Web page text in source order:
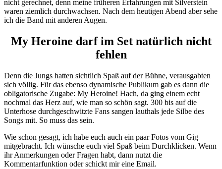
nicht gerechnet, denn meine früheren Erfahrungen mit Silverstein
waren ziemlich durchwachsen. Nach dem heutigen Abend aber sehe
ich die Band mit anderen Augen.
My Heroine darf im Set natürlich nicht
fehlen
Denn die Jungs hatten sichtlich Spaß auf der Bühne, verausgabten
sich völlig. Für das ebenso dynamische Publikum gab es dann die
obligatorische Zugabe: My Heroine! Hach, da ging einem echt
nochmal das Herz auf, wie man so schön sagt. 300 bis auf die
Unterhose durchgeschwitzte Fans sangen lauthals jede Silbe des
Songs mit. So muss das sein.
Wie schon gesagt, ich habe euch auch ein paar Fotos vom Gig
mitgebracht. Ich wünsche euch viel Spaß beim Durchklicken. Wenn
ihr Anmerkungen oder Fragen habt, dann nutzt die
Kommentarfunktion oder schickt mir eine Email.